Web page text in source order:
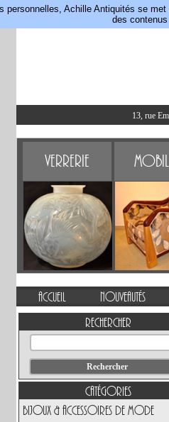
personnelles, Achille Antiquités se
des
13, rue
Verrerie
Accueil Nouveautés
Rechercher
Catégories
Bijoux & Accessoires de Mode